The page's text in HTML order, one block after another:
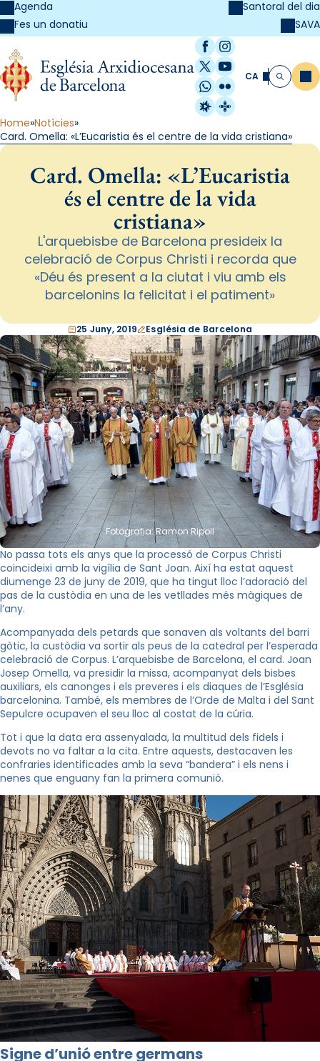
Agenda
Fes un donatiu
Santoral del dia
SAVA
Facebook
Instagram
X / Twitter
YouTube
WhatsApp
Flickr
Radio Estel
Catalunya
CA Cerca
Home Notícies
Card. Omella: «L’Eucaristia és el centre de la vida cristiana»
Card. Omella: «L’Eucaristia
és el centre de la vida
cristiana»
L'arquebisbe de Barcelona presideix la
celebració de Corpus Christi i recorda que
«Déu és present a la ciutat i viu amb els
barcelonins la felicitat i el patiment»
25 Juny, 2019 Església de Barcelona
Fotografia: Ramon Ripoll
No passa tots els anys que la processó de Corpus Christi
coincideixi amb la vigília de Sant Joan. Així ha estat aquest
diumenge 23 de juny de 2019, que ha tingut lloc l’adoració del
pas de la custòdia en una de les vetllades més màgiques de
l’any.
Acompanyada dels petards que sonaven als voltants del barri
gòtic, la custòdia va sortir als peus de la catedral per l’esperada
celebració de Corpus. L’arquebisbe de Barcelona, el card. Joan
Josep Omella, va presidir la missa, acompanyat dels bisbes
auxiliars, els canonges i els preveres i els diaques de l’Església
barcelonina. També, els membres de l’Orde de Malta i del Sant
Sepulcre ocupaven el seu lloc al costat de la cúria.
Tot i que la data era assenyalada, la multitud dels fidels i
devots no va faltar a la cita. Entre aquests, destacaven les
confraries identificades amb la seva “bandera” i els nens i
nenes que enguany fan la primera comunió.
Signe d’unió entre germans